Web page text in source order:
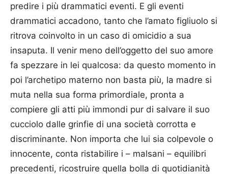
predire i più drammatici eventi. E gli eventi
drammatici accadono, tanto che l’amato figliuolo si
ritrova coinvolto in un caso di omicidio a sua
insaputa. Il venir meno dell’oggetto del suo amore
fa spezzare in lei qualcosa: da questo momento in
poi l’archetipo materno non basta più, la madre si
muta nella sua forma primordiale, pronta a
compiere gli atti più immondi pur di salvare il suo
cucciolo dalle grinfie di una società corrotta e
discriminante. Non importa che lui sia colpevole o
innocente, conta ristabilire i – malsani – equilibri
precedenti, ricostruire quella bolla di quotidianità